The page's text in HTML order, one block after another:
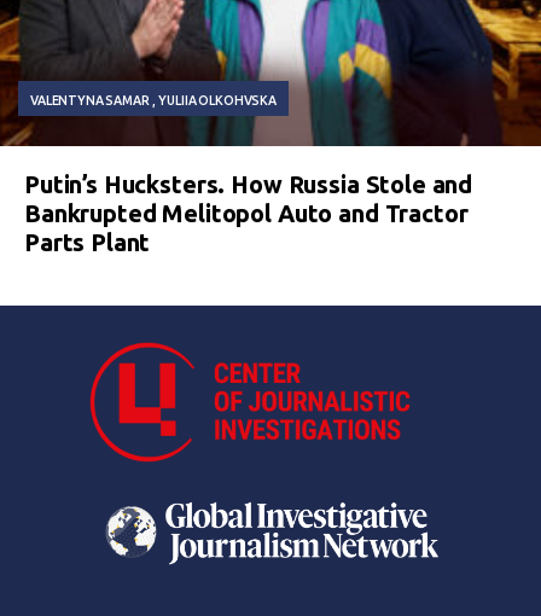
VALENTYNA SAMAR YULIIA OLKOHVSKA
Putin’s Hucksters. How Russia Stole and
Bankrupted Melitopol Auto and Tractor
Parts Plant